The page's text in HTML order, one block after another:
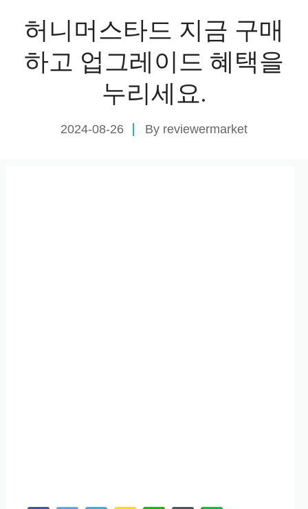
허니머스타드 지금 구매
하고 업그레이드 혜택을
누리세요.
2024-08-26 By reviewermarket